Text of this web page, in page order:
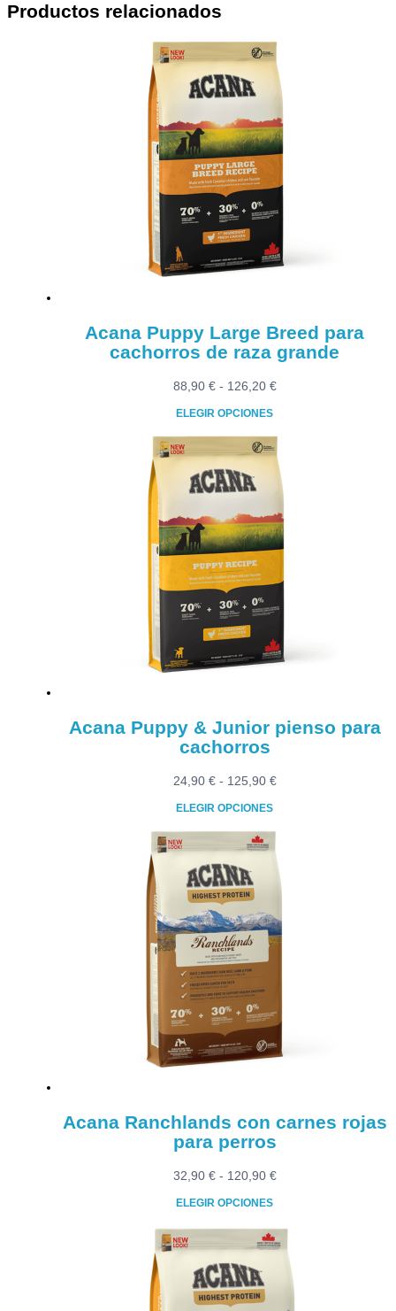
Productos relacionados
Acana Puppy Large Breed para
cachorros de raza grande
88,90 € - 126,20 €Rango
desde
88,90 €
hasta
ELEGIR OPCIONES
Este
producto
tiene
variantes.
Las
opciones
se
pueden
elegir
en
la
Acana Puppy & Junior pienso para
cachorros
24,90 € - 125,90 €Rango
24,90 €
hasta
ELEGIR OPCIONES
Este
producto
tiene
múltiples
variantes.
Las
opciones
se
pueden
elegir
en
la
Acana Ranchlands con carnes rojas
para perros
32,90 € - 120,90 €Rango
32,90 €
hasta
120,90 €
ELEGIR OPCIONES
Este
producto
tiene
múltiples
variantes.